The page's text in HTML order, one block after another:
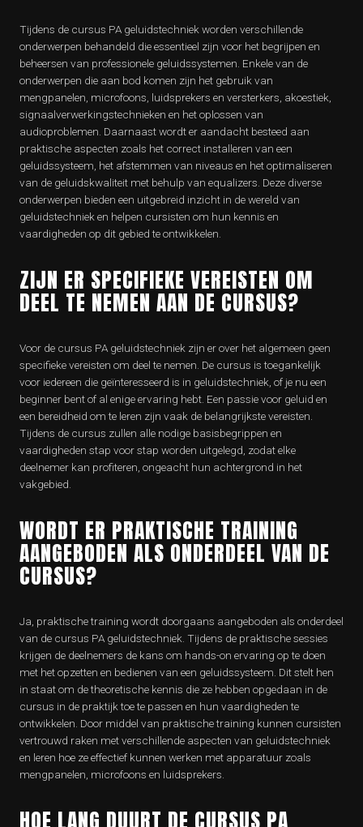
Tijdens de cursus PA geluidstechniek worden verschillende
onderwerpen behandeld die essentieel zijn voor het begrijpen en
beheersen van professionele geluidssystemen. Enkele van de
onderwerpen die aan bod komen zijn het gebruik van
mengpanelen, microfoons, luidsprekers en versterkers, akoestiek,
signaalverwerkingstechnieken en het oplossen van
audioproblemen. Daarnaast wordt er aandacht besteed aan
praktische aspecten zoals het correct installeren van een
geluidssysteem, het afstemmen van niveaus en het optimaliseren
van de geluidskwaliteit met behulp van equalizers. Deze diverse
onderwerpen bieden een uitgebreid inzicht in de wereld van
geluidstechniek en helpen cursisten om hun kennis en
vaardigheden op dit gebied te ontwikkelen.
ZIJN ER SPECIFIEKE VEREISTEN OM
DEEL TE NEMEN AAN DE CURSUS?
Voor de cursus PA geluidstechniek zijn er over het algemeen geen
specifieke vereisten om deel te nemen. De cursus is toegankelijk
voor iedereen die geïnteresseerd is in geluidstechniek, of je nu een
beginner bent of al enige ervaring hebt. Een passie voor geluid en
een bereidheid om te leren zijn vaak de belangrijkste vereisten.
Tijdens de cursus zullen alle nodige basisbegrippen en
vaardigheden stap voor stap worden uitgelegd, zodat elke
deelnemer kan profiteren, ongeacht hun achtergrond in het
vakgebied.
WORDT ER PRAKTISCHE TRAINING
AANGEBODEN ALS ONDERDEEL VAN DE
CURSUS?
Ja, praktische training wordt doorgaans aangeboden als onderdeel
van de cursus PA geluidstechniek. Tijdens de praktische sessies
krijgen de deelnemers de kans om hands-on ervaring op te doen
met het opzetten en bedienen van een geluidssysteem. Dit stelt hen
in staat om de theoretische kennis die ze hebben opgedaan in de
cursus in de praktijk toe te passen en hun vaardigheden te
ontwikkelen. Door middel van praktische training kunnen cursisten
vertrouwd raken met verschillende aspecten van geluidstechniek
en leren hoe ze effectief kunnen werken met apparatuur zoals
mengpanelen, microfoons en luidsprekers.
HOE LANG DUURT DE CURSUS PA